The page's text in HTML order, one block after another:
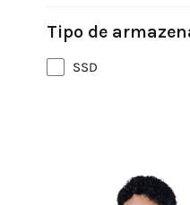
Tipo de
SSD